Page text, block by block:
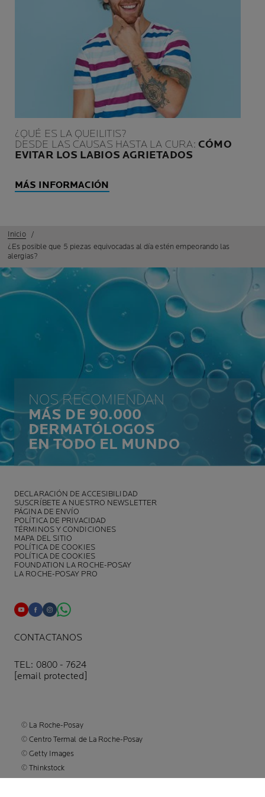
¿QUÉ ES LA QUEILITIS?
DESDE LAS CAUSAS HASTA LA CURA:CÓMO
EVITAR LOS LABIOS AGRIETADOS
MÁS INFORMACIÓN
Inicio
¿Es posible que 5 piezas equivocadas al día estén empeorando las
alergias?
NOS RECOMIENDAN
MÁS DE 90.000
DERMATÓLOGOS
EN TODO EL MUNDO
DECLARACIÓN DE ACCESIBILIDAD
SUSCRÍBETE A NUESTRO NEWSLETTER
PÁGINA DE ENVÍO
POLÍTICA DE PRIVACIDAD
TÉRMINOS Y CONDICIONES
MAPA DEL SITIO
POLÍTICA DE COOKIES
POLÍTICA DE COOKIES
FOUNDATION LA ROCHE-POSAY
LA ROCHE-POSAY PRO
CONTACTANOS
TEL: 0800 - 7624
[email protected]
© La Roche-Posay
© Centro Termal de La Roche-Posay
© Getty Images
© Thinkstock